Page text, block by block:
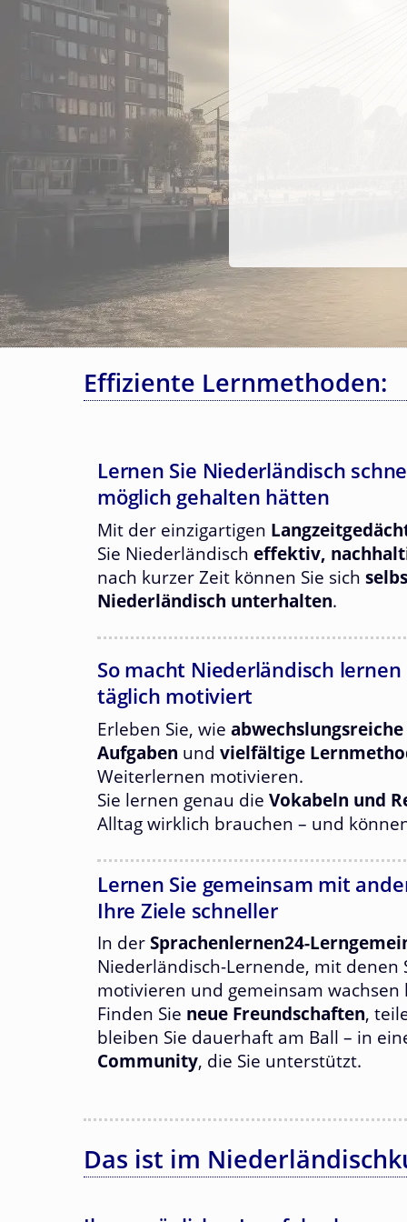
Effiziente Lernmethoden:
Lernen Sie Niederländisch
möglich gehalten hätten
Mit der einzigartigen
Sie Niederländisch effektiv,
nach kurzer Zeit können Sie sich
Niederländisch unterhalten.
So macht Niederländisch
täglich motiviert
Erleben Sie, wie
Aufgaben und vielfältige
Weiterlernen motivieren.
Sie lernen genau die Vokabeln und
Alltag wirklich brauchen – und
Lernen Sie gemeinsam mit
Ihre Ziele schneller
In der Sprachenlernen24-
Niederländisch-Lernende, mit denen
motivieren und gemeinsam wachsen
Finden Sie neue Freundschaften,
bleiben Sie dauerhaft am Ball – in
Community, die Sie unterstützt.
Das ist im